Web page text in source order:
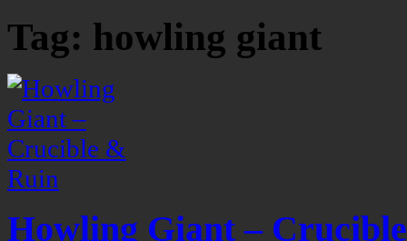
Tag: howling giant
Howling Giant –